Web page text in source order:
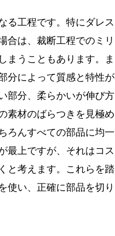
る工程です。特にダレス
合は、裁断工程でのミリ
まうこともあります。ま
分によって質感と特性が
部分、柔らかいが伸び方
素材のばらつきを見極め
ろんすべての部品に均一
最上ですが、それはコス
と考えます。これらを踏
使い、正確に部品を切り